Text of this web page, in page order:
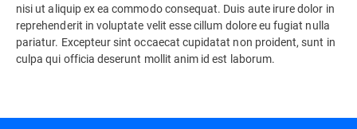
nisi ut aliquip ex ea commodo consequat. Duis aute irure dolor in
reprehenderit in voluptate velit esse cillum dolore eu fugiat nulla
pariatur. Excepteur sint occaecat cupidatat non proident, sunt in
culpa qui officia deserunt mollit anim id est laborum.